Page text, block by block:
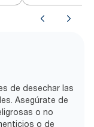
de desechar las
Asegúrate de
o no
o de